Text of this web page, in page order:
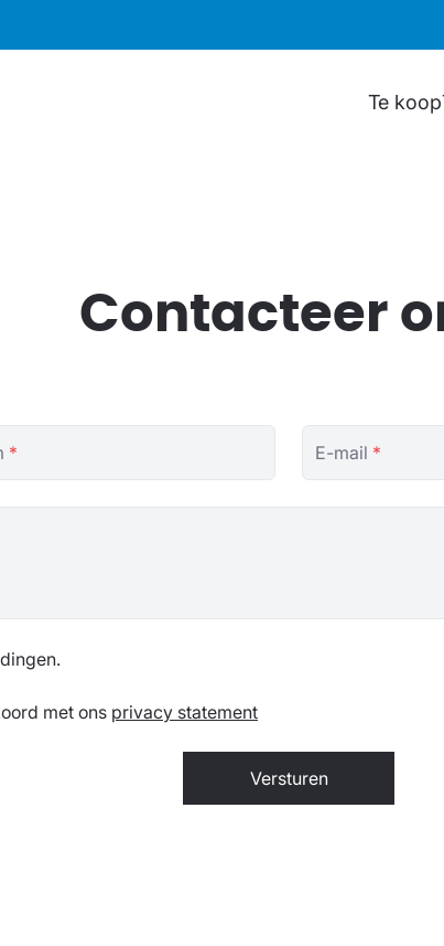
Te koop
Contacteer
* E-mail *
met ons privacy statement
Versturen